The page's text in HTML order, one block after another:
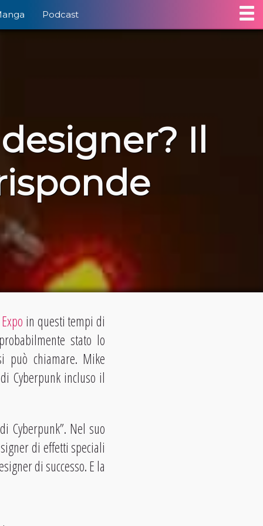
Podcast
Il
in questi tempi di
stato lo
può chiamare. Mike
Cyberpunk incluso il
Cyberpunk”. Nel suo
di effetti speciali
di successo. E la